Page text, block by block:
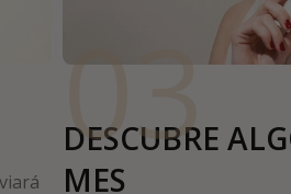
03
DESCUBRE
MES